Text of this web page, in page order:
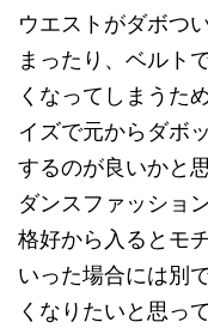
ウエストがダボつ
まったり、ベルト
くなってしまうた
イズで元からダボ
するのが良いかと
ダンスファッショ
格好から入るとモ
いった場合には別
くなりたいと思っ